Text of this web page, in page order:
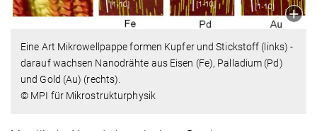
Eine Art Mikrowellpappe formen Kupfer und Stickstoff (links) -
darauf wachsen Nanodrähte aus Eisen (Fe), Palladium (Pd)
und Gold (Au) (rechts).
© MPI für Mikrostrukturphysik